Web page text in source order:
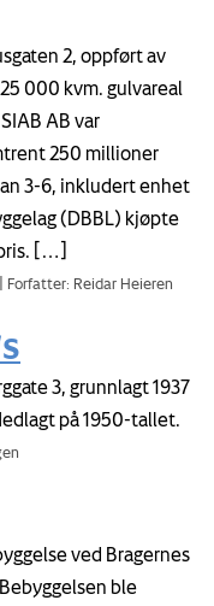
2, oppført av
000 kvm. gulvareal
AB var
250 millioner
3-6, inkludert enhet
(DBBL) kjøpte
[…]
Forfatter: Reidar Heieren
3, grunnlagt 1937
på 1950-tallet.
ved Bragernes
ble